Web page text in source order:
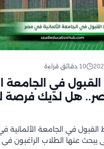
10 دقائق قراءة
في الجامعة
هل لديك فرصة
القبول في الجامعة
يبحث عنها الطلاب الراغبون في